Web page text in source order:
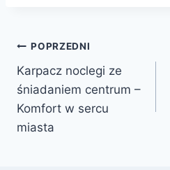
Nawigacja
wpisu
POPRZEDNI
Karpacz noclegi ze
śniadaniem centrum –
Komfort w sercu
miasta